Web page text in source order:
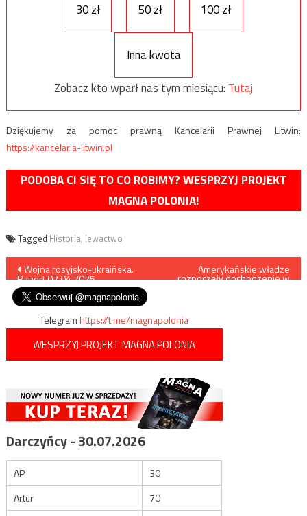
30 zł
50 zł 100 zł
Inna kwota
Zobacz kto wparł nas tym miesiącu: Tutaj
Dziękujemy za pomoc prawną Kancelarii Prawnej Litwin:
https://kancelaria-litwin.pl
PODOBA CI SIĘ TO CO ROBIMY? WESPRZYJ PROJEKT
MAGNA POLONIA!
Tagged Historia, lewactwo
Nawigacja
wpisu
Wojna rosyjsko-ukraińska.
Raport 02.04.2025
Amerykańskie władze
rozpoczęły dochodzenie w
Telegramhttps://t.me/magnapolonia
WESPRZYJ PROJEKT MAGNA POLONIA
Darczyńcy - 30.07.2026
AP
30
Artur
70